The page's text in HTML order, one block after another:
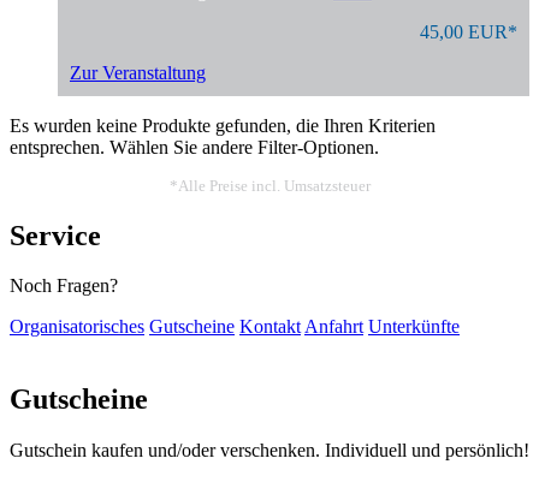
45,00 EUR*
Zur Veranstaltung
Es wurden keine Produkte gefunden, die Ihren Kriterien
entsprechen. Wählen Sie andere Filter-Optionen.
*Alle Preise incl. Umsatzsteuer
Service
Noch Fragen?
Organisatorisches Gutscheine KontaktAnfahrt Unterkünfte
Gutscheine
Gutschein kaufen und/oder verschenken. Individuell und persönlich!